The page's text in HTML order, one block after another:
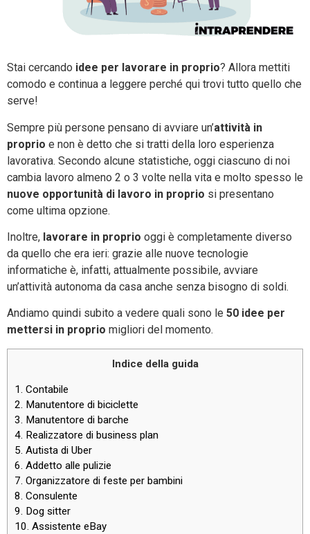
Stai cercando idee per lavorare in proprio? Allora mettiti
comodo e continua a leggere perché qui trovi tutto quello che
serve!
Sempre più persone pensano di avviare un’attività in
proprio e non è detto che si tratti della loro esperienza
lavorativa. Secondo alcune statistiche, oggi ciascuno di noi
cambia lavoro almeno 2 o 3 volte nella vita e molto spesso le
nuove opportunità di lavoro in proprio si presentano
come ultima opzione.
Inoltre, lavorare in proprio oggi è completamente diverso
da quello che era ieri: grazie alle nuove tecnologie
informatiche è, infatti, attualmente possibile, avviare
un’attività autonoma da casa anche senza bisogno di soldi.
Andiamo quindi subito a vedere quali sono le 50 idee per
mettersi in proprio migliori del momento.
Indice della guida
1. Contabile
2. Manutentore di biciclette
3. Manutentore di barche
4. Realizzatore di business plan
5. Autista di Uber
6. Addetto alle pulizie
7. Organizzatore di feste per bambini
8. Consulente
9. Dog sitter
10. Assistente eBay